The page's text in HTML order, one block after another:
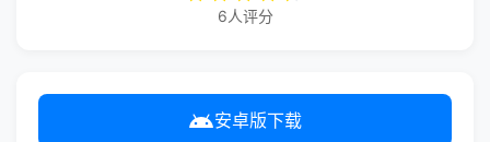
6人评分
安卓版下载